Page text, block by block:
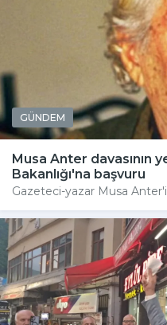
GÜNDEM
Musa Anter davasının
Bakanlığı'na başvuru
Gazeteci-yazar Musa